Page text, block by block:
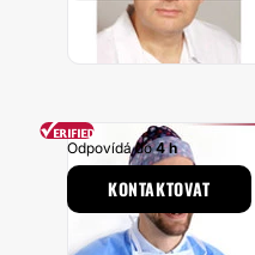
Odpovídá do4 h
KONTAKTOVAT